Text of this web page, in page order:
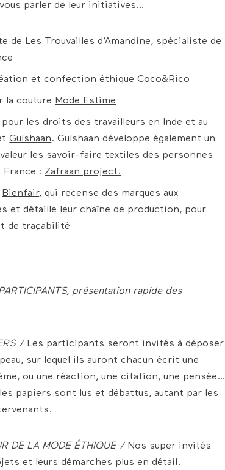
parler de leur initiatives…
de Les Trouvailles d’Amandine, spécialiste de
et confection éthiqueCoco&Rico
la couture Mode Estime
pour les droits des travailleurs en Inde et au
Gulshaan. Gulshaan développe également un
les savoir-faire textiles des personnes
France : Zafraan project.
Bienfair, qui recense des marques aux
et détaille leur chaîne de production, pour
de traçabilité
présentation rapide des
/ Les participants seront invités à déposer
sur lequel ils auront chacun écrit une
ou une réaction, une citation, une pensée…
papiers sont lus et débattus, autant par les
DE LA MODE ÉTHIQUE / Nos super invités
et leurs démarches plus en détail.